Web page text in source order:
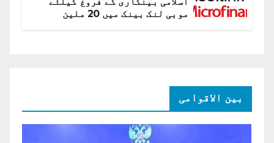
موبی لنک بینک میں 20 ملین
بین الاقوامی